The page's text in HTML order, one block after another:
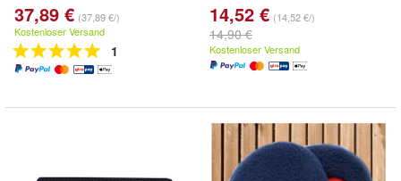
37,89 € (37,89 €/)
Kostenloser Versand
1
14,52 € (14,52 €/)
14,90 €
Kostenloser Versand